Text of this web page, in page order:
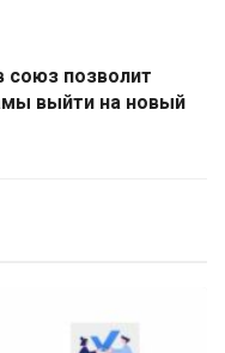
союз позволит
выйти на новый